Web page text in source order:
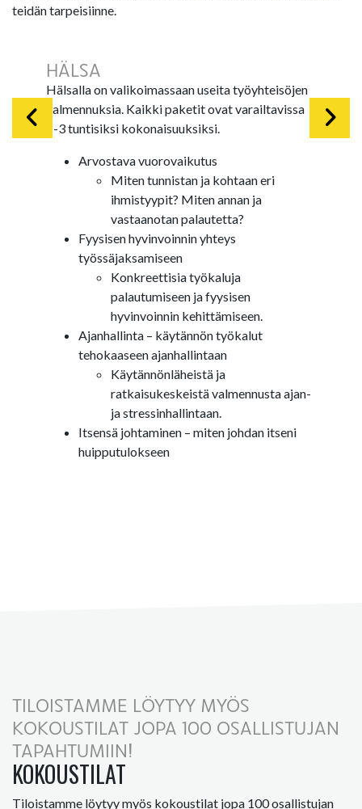
teidän tarpeisiinne.
HÄLSA
Hälsalla on valikoimassaan useita työyhteisöjen
valmennuksia. Kaikki paketit ovat varailtavissa
1-3 tuntisiksi kokonaisuuksiksi.
Arvostava vuorovaikutus
Miten tunnistan ja kohtaan eri
ihmistyypit? Miten annan ja
vastaanotan palautetta?
Fyysisen hyvinvoinnin yhteys
työssäjaksamiseen
Konkreettisia työkaluja
palautumiseen ja fyysisen
hyvinvoinnin kehittämiseen.
Ajanhallinta – käytännön työkalut
tehokaaseen ajanhallintaan
Käytännönläheistä ja
ratkaisukeskeistä valmennusta ajan-
ja stressinhallintaan.
Itsensä johtaminen – miten johdan itseni
huipputulokseen
TILOISTAMME LÖYTYY MYÖS
KOKOUSTILAT JOPA 100 OSALLISTUJAN
TAPAHTUMIIN!
KOKOUSTILAT
Tiloistamme löytyy myös kokoustilat jopa 100 osallistujan